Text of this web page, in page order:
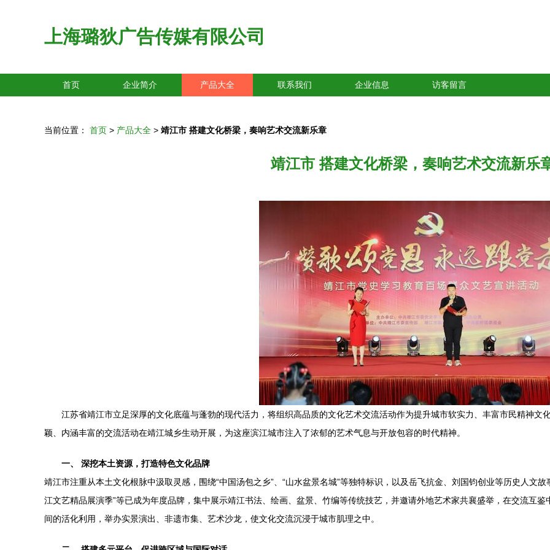
上海璐狄广告传媒有限公司
首页 企业简介 产品大全 联系我们 企业信息 访客留言
当前位置： 首页 > 产品大全 > 靖江市 搭建文化桥梁，奏响艺术交流新乐章
靖江市 搭建文化桥梁，奏响艺术交流新乐
江苏省靖江市立足深厚的文化底蕴与蓬勃的现代活力，将组织高品质的文化艺术交流活动作为提升城市软实力、丰富市民精神文
颖、内涵丰富的交流活动在靖江城乡生动开展，为这座滨江城市注入了浓郁的艺术气息与开放包容的时代精神。
一、 深挖本土资源，打造特色文化品牌
靖江市注重从本土文化根脉中汲取灵感，围绕“中国汤包之乡”、“山水盆景名城”等独特标识，以及岳飞抗金、刘国钧创业等历史人文
江文艺精品展演季”等已成为年度品牌，集中展示靖江书法、绘画、盆景、竹编等传统技艺，并邀请外地艺术家共襄盛举，在交流互
间的活化利用，举办实景演出、非遗市集、艺术沙龙，使文化交流沉浸于城市肌理之中。